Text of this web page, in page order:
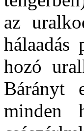
az
hálaadás
hozó
Bárányt
minden